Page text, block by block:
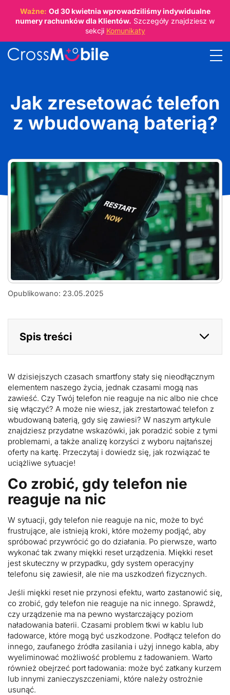
Ważne: Od 30 kwietniawprowadziliśmy indywidualne
numery rachunków dla Klientów. Szczegóły znajdziesz w
sekcji Komunikaty
Jak zresetować telefon
z wbudowaną baterią?
zresetować
z
baterią?
Opublikowano: 23.05.2025
Spis treści
W dzisiejszych czasach smartfony stały się nieodłącznym
elementem naszego życia, jednak czasami mogą nas
zawieść. Czy Twój telefon nie reaguje na nic albo nie chce
się włączyć? A może nie wiesz, jak zrestartować telefon z
wbudowaną baterią, gdy się zawiesi? W naszym artykule
znajdziesz przydatne wskazówki, jak poradzić sobie z tymi
problemami, a także analizę korzyści z wyboru najtańszej
oferty na kartę. Przeczytaj i dowiedz się, jak rozwiązać te
uciążliwe sytuacje!
Co zrobić, gdy telefon nie
reaguje na nic
W sytuacji, gdy telefon nie reaguje na nic, może to być
frustrujące, ale istnieją kroki, które możemy podjąć, aby
spróbować przywrócić go do działania. Po pierwsze, warto
wykonać tak zwany miękki reset urządzenia. Miękki reset
jest skuteczny w przypadku, gdy system operacyjny
telefonu się zawiesił, ale nie ma uszkodzeń fizycznych.
Jeśli miękki reset nie przynosi efektu, warto zastanowić się,
co zrobić, gdy telefon nie reaguje na nic innego. Sprawdź,
czy urządzenie ma na pewno wystarczający poziom
naładowania baterii. Czasami problem tkwi w kablu lub
ładowarce, które mogą być uszkodzone. Podłącz telefon do
innego, zaufanego źródła zasilania i użyj innego kabla, aby
wyeliminować możliwość problemu z ładowaniem. Warto
również obejrzeć port ładowania: może być zatkany kurzem
lub innymi zanieczyszczeniami, które należy ostrożnie
usunąć.